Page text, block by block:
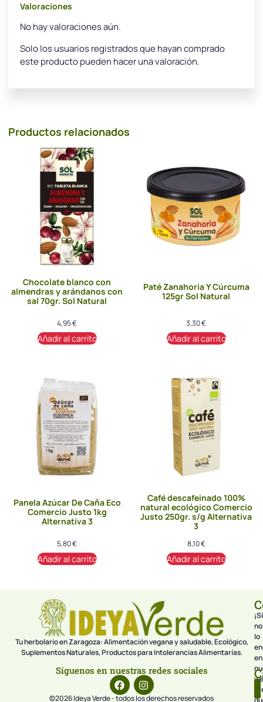
Valoraciones
No hay valoraciones aún.
Solo los usuarios registrados que hayan comprado
este producto pueden hacer una valoración.
Productos relacionados
Chocolate blanco con
almendras y arándanos con
sal 70gr. Sol Natural
4,95€
Añadir al carrito
Paté Zanahoria Y Cúrcuma
125gr Sol Natural
3,30€
Añadir al carrito
Panela Azúcar De Caña Eco
Comercio Justo 1kg
Alternativa 3
5,80€
Añadir al carrito
Café descafeinado 100%
natural ecológico Comercio
Justo 250gr. s/g Alternativa
3
8,10€
Añadir al carrito
Tu herbolario en Zaragoza: Alimentación vegana y saludable, Ecológico,
Suplementos Naturales, Productos para Intolerancias Alimentarías.
Síguenos en nuestras redes sociales
©2026 Ideya Verde - todos los derechos reservados
¡Si
no
lo
en